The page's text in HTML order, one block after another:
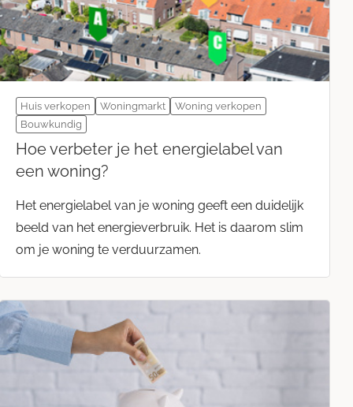
Huis verkopen Woningmarkt
Woning verkopen
Bouwkundig
Hoe verbeter je het energielabel van
een woning?
Het energielabel van je woning geeft een duidelijk
beeld van het energieverbruik. Het is daarom slim
om je woning te verduurzamen.